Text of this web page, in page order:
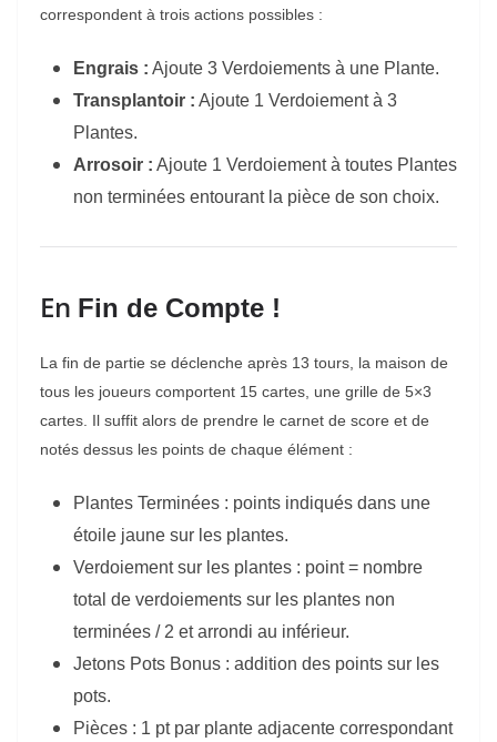
correspondent à trois actions possibles :
Engrais : Ajoute 3 Verdoiements à une Plante.
Transplantoir : Ajoute 1 Verdoiement à 3
Plantes.
Arrosoir : Ajoute 1 Verdoiement à toutes Plantes
non terminées entourant la pièce de son choix.
En Fin de Compte !
La fin de partie se déclenche après 13 tours, la maison de
tous les joueurs comportent 15 cartes, une grille de 5×3
cartes. Il suffit alors de prendre le carnet de score et de
notés dessus les points de chaque élément :
Plantes Terminées : points indiqués dans une
étoile jaune sur les plantes.
Verdoiement sur les plantes : point = nombre
total de verdoiements sur les plantes non
terminées / 2 et arrondi au inférieur.
Jetons Pots Bonus : addition des points sur les
pots.
Pièces : 1 pt par plante adjacente correspondant